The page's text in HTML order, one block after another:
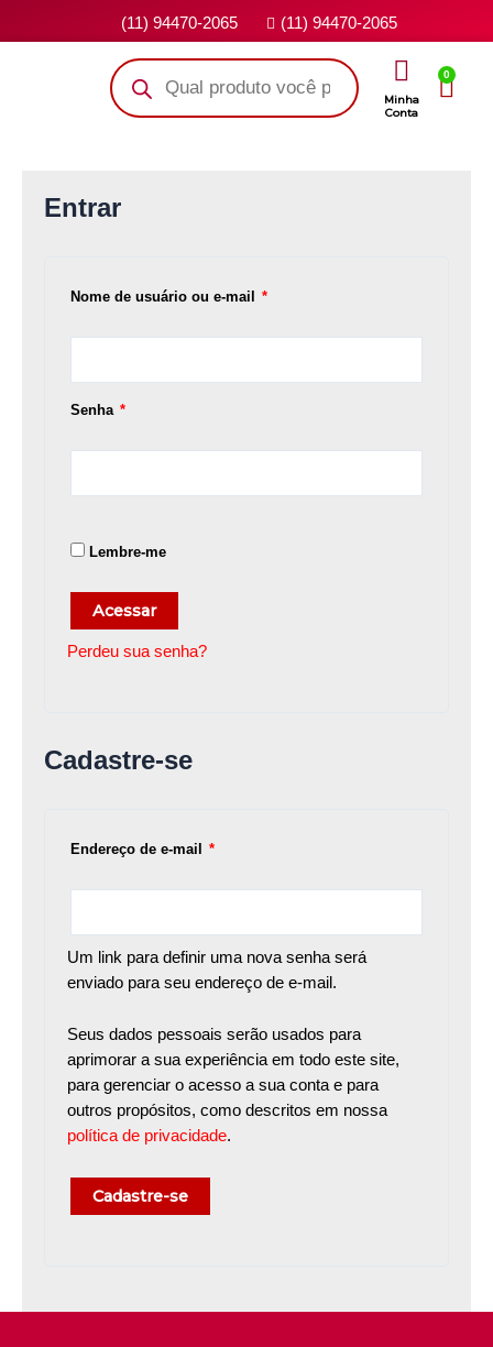
(11) 94470-2065 (11) 94470-2065
Minha
Conta
0
Entrar
Nome de usuário ou e-mail *
Senha *
Lembre-me
Acessar
Perdeu sua senha?
Cadastre-se
Endereço de e-mail *
Um link para definir uma nova senha será
enviado para seu endereço de e-mail.
Seus dados pessoais serão usados para
aprimorar a sua experiência em todo este site,
para gerenciar o acesso a sua conta e para
outros propósitos, como descritos em nossa
política de privacidade.
Cadastre-se